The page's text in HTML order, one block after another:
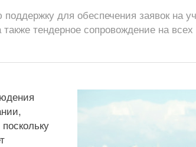
для обеспечения заявок на
тендерное сопровождение на всех